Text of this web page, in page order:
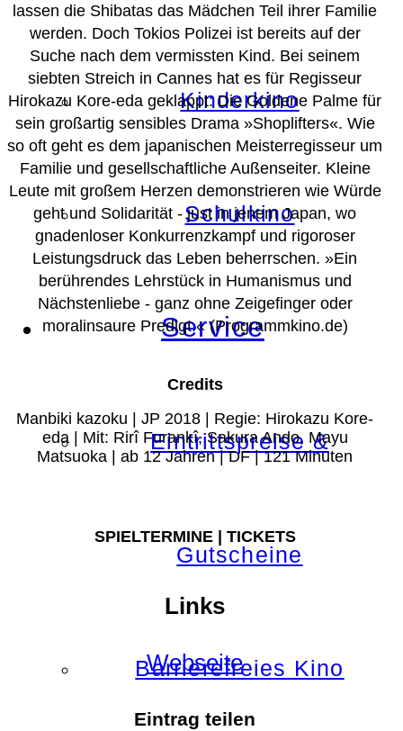
Kinderkino
Schulkino
Service
Eintrittspreise &
Gutscheine
Barrierefreies Kino
lassen die Shibatas das Mädchen Teil ihrer Familie
werden. Doch Tokios Polizei ist bereits auf der
Suche nach dem vermissten Kind. Bei seinem
siebten Streich in Cannes hat es für Regisseur
Hirokazu Kore-eda geklappt: Die Goldene Palme für
sein großartig sensibles Drama »Shoplifters«. Wie
so oft geht es dem japanischen Meisterregisseur um
Familie und gesellschaftliche Außenseiter. Kleine
Leute mit großem Herzen demonstrieren wie Würde
geht und Solidarität - just in jenem Japan, wo
gnadenloser Konkurrenzkampf und rigoroser
Leistungsdruck das Leben beherrschen. »Ein
berührendes Lehrstück in Humanismus und
Nächstenliebe - ganz ohne Zeigefinger oder
moralinsaure Predigt.«(Programmkino.de)
Credits
Manbiki kazoku | JP 2018 | Regie: Hirokazu Kore-
eda | Mit: Rirî Furankî, Sakura Ando, Mayu
Matsuoka | ab 12 Jahren | DF | 121 Minuten
SPIELTERMINE | TICKETS
Links
Webseite
Eintrag teilen